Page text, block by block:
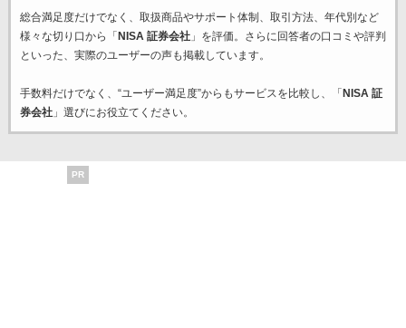
総合満足度だけでなく、取扱商品やサポート体制、取引方法、年代別など
様々な切り口から「NISA 証券会社」を評価。さらに回答者の口コミや評判
といった、実際のユーザーの声も掲載しています。
手数料だけでなく、“ユーザー満足度”からもサービスを比較し、「NISA 証
券会社」選びにお役立てください。
PR